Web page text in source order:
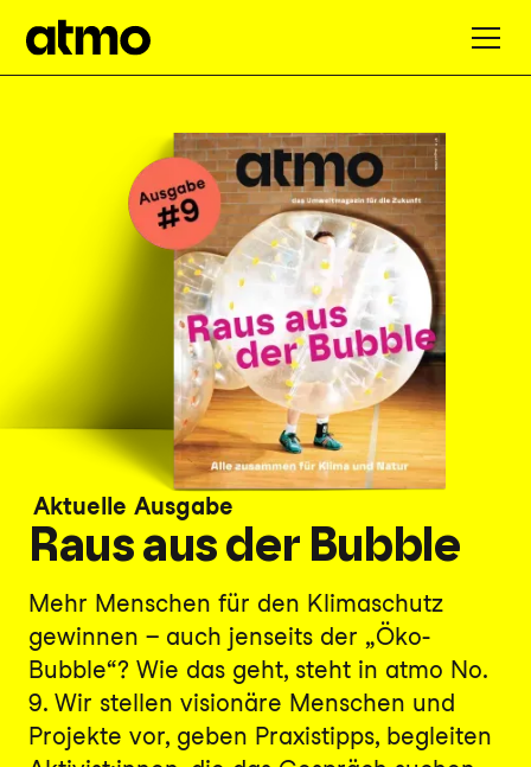
Aktuelle Ausgabe
Raus aus der Bubble
Mehr Menschen für den Klimaschutz
gewinnen – auch jenseits der „Öko-
Bubble“? Wie das geht, steht in atmo No.
9. Wir stellen visionäre Menschen und
Projekte vor, geben Praxistipps, begleiten